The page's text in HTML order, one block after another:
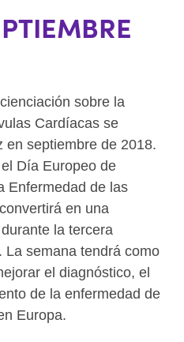
sobre la
Cardíacas se
en septiembre de 2018.
Día Europeo de
Enfermedad de las
en una
la tercera
La semana tendrá como
el diagnóstico, el
de la enfermedad de
Europa.